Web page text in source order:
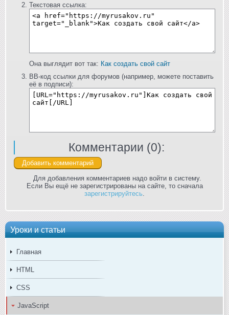
Уроки и статьи
Главная
HTML
CSS
JavaScript
Текстовая ссылка:
Она выглядит вот так: Как создать свой сайт
BB-код ссылки для форумов (например, можете поставить
её в подписи):
Комментарии (0):
Для добавления комментариев надо войти в систему.
Если Вы ещё не зарегистрированы на сайте, то сначала
зарегистрируйтесь.